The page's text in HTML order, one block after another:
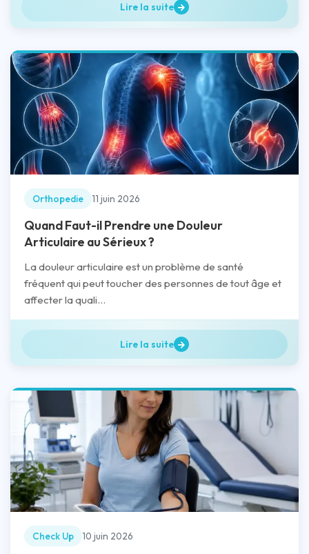
Lire la suite
Orthopedie 11 juin 2026
Quand Faut-il Prendre une Douleur
Articulaire au Sérieux ?
La douleur articulaire est un problème de santé
fréquent qui peut toucher des personnes de tout âge et
affecter la quali...
Lire la suite
Check Up 10 juin 2026